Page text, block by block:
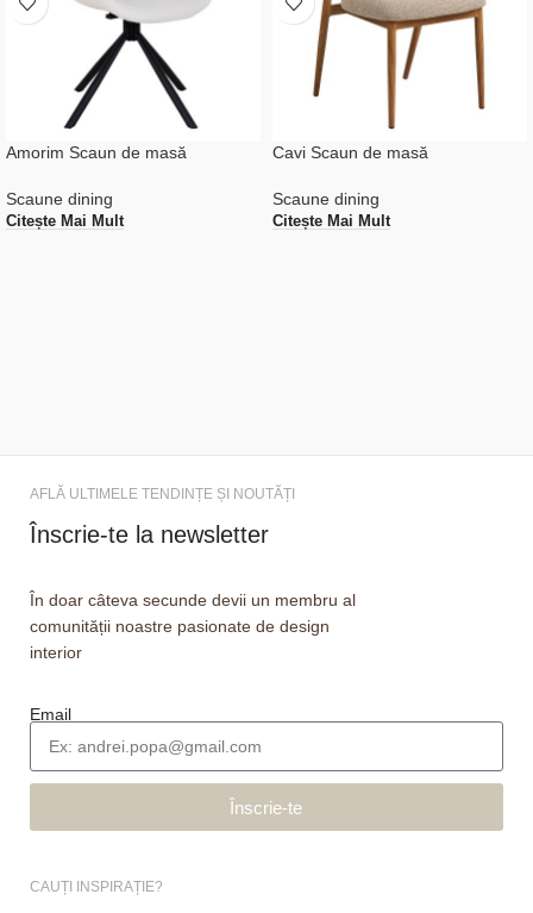
Amorim Scaun de masă
Scaune dining
Citește Mai Mult
Cavi Scaun de masă
Scaune dining
Citește Mai Mult
AFLĂ ULTIMELE TENDINȚE ȘI NOUTĂȚI
Înscrie-te la newsletter
În doar câteva secunde devii un membru al
comunității noastre pasionate de design
interior
Email
Înscrie-te
CAUȚI INSPIRAȚIE?